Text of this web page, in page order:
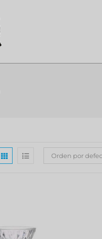
Orden por